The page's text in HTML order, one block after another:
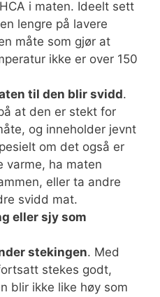
i maten. Ideelt sett
lengre på lavere
måte som gjør at
ikke er over 150
til den blir svidd.
at den er stekt for
og inneholder jevnt
om det også er
varme, ha maten
eller ta andre
svidd mat.
eller sjy som
stekingen. Med
stekes godt,
blir ikke like høy som